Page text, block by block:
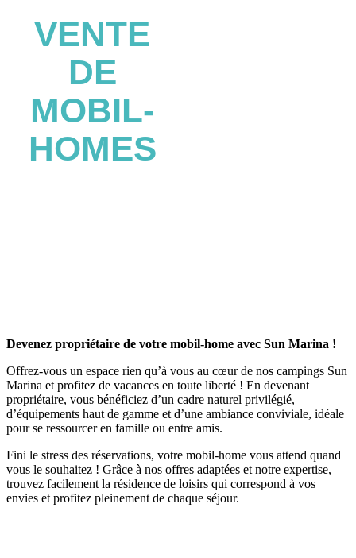
VENTE
DE
MOBIL-
HOMES
Devenez propriétaire de votre mobil-home avec Sun Marina !
Offrez-vous un espace rien qu’à vous au cœur de nos campings Sun
Marina et profitez de vacances en toute liberté ! En devenant
propriétaire, vous bénéficiez d’un cadre naturel privilégié,
d’équipements haut de gamme et d’une ambiance conviviale, idéale
pour se ressourcer en famille ou entre amis.
Fini le stress des réservations, votre mobil-home vous attend quand
vous le souhaitez ! Grâce à nos offres adaptées et notre expertise,
trouvez facilement la résidence de loisirs qui correspond à vos
envies et profitez pleinement de chaque séjour.